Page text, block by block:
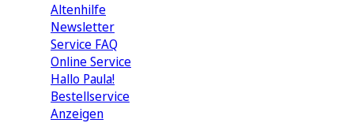
Altenhilfe
Newsletter
Service FAQ
Online Service
Hallo Paula!
Bestellservice
Anzeigen